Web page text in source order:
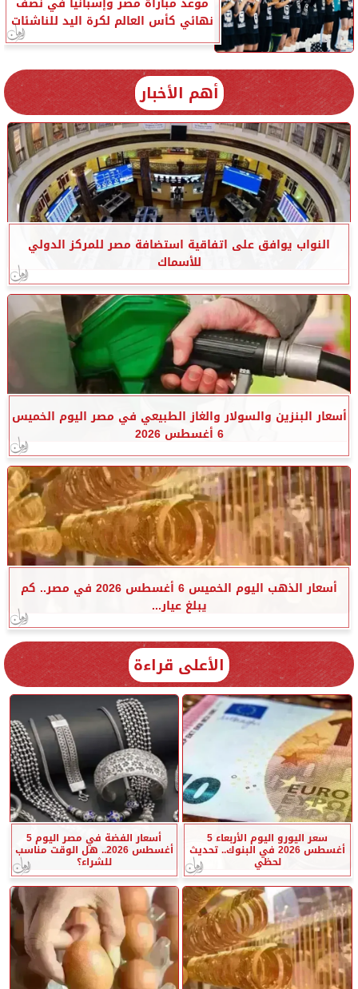
نهائي كأس العالم لكرة اليد للناشئات
أهم الأخبار
النواب يوافق على اتفاقية استضافة مصر للمركز الدولي
للأسماك
أسعار البنزين والسولار والغاز الطبيعي في مصر اليوم الخميس
6 أغسطس 2026
أسعار الذهب اليوم الخميس 6 أغسطس 2026 في مصر.. كم
يبلغ عيار...
الأعلى قراءة
سعر اليورو اليوم الأربعاء 5
أغسطس 2026 في البنوك.. تحديث
لحظي
أسعار الفضة في مصر اليوم 5
أغسطس 2026.. هل الوقت مناسب
للشراء؟